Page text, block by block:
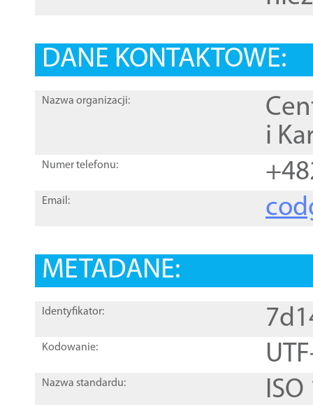
DANE KONTAKTOWE:
Nazwa organizacji:
i
Numer telefonu:
Email:
METADANE:
Identyfikator:
Kodowanie:
Nazwa standardu: